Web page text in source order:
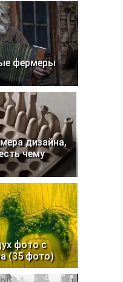
фермеры
дизайна,
чему
фото с
(35 фото)